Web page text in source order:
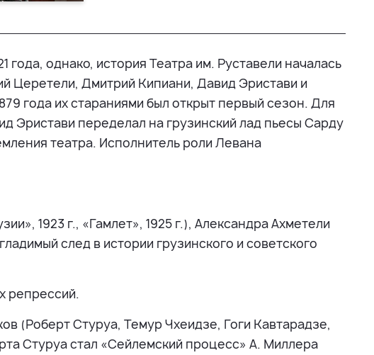
года, однако, история Театра им. Руставели началась
Церетели, Дмитрий Кипиани, Давид Эристави и
года их стараниями был открыт первый сезон. Для
Эристави переделал на грузинский лад пьесы Сарду
театра. Исполнитель роли Левана
1923 г., «Гамлет», 1925 г.), Александра Ахметели
след в истории грузинского и советского
репрессий.
(Роберт Стуруа, Темур Чхеидзе, Гоги Кавтарадзе,
Стуруа стал «Сейлемский процесс» А. Миллера